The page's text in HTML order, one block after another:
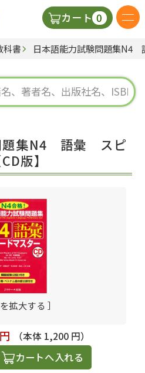
カート 0
日本語の教科書
視聴覚・補助教材
教師用参考書
科書 日本語能力試験問題集
題集N4 語彙 スピ
版】
拡大する ］
円
（本体 1,200 円）
カートへ入れる